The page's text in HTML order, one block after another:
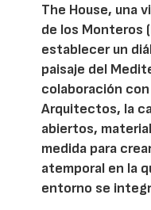
The House, una
de los Monteros
establecer un
paisaje del
colaboración
Arquitectos, la
abiertos,
medida para
atemporal en la
entorno se